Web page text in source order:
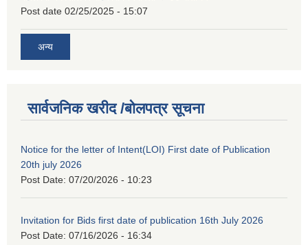
Post date 02/25/2025 - 15:07
अन्य
सार्वजनिक खरीद /बोलपत्र सूचना
Notice for the letter of Intent(LOI) First date of Publication
20th july 2026
Post Date: 07/20/2026 - 10:23
Invitation for Bids first date of publication 16th July 2026
Post Date: 07/16/2026 - 16:34